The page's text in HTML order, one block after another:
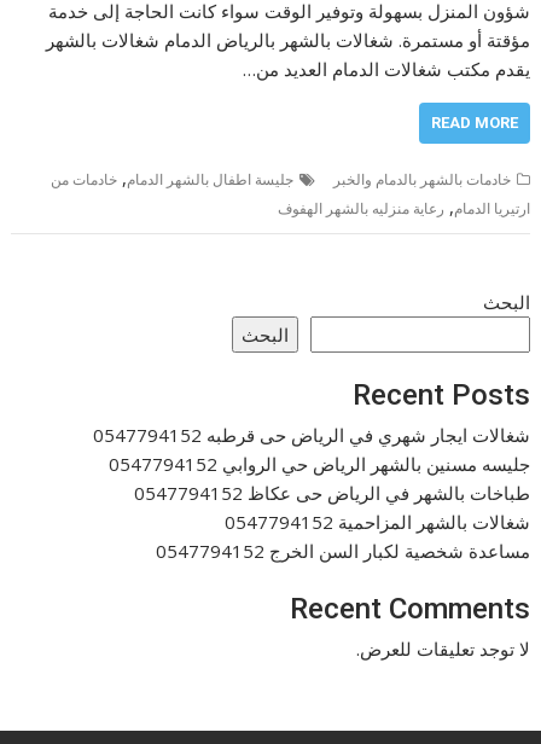
شؤون المنزل بسهولة وتوفير الوقت سواء كانت الحاجة إلى خدمة
مؤقتة أو مستمرة. شغالات بالشهر بالرياض الدمام شغالات بالشهر
يقدم مكتب شغالات الدمام العديد من…
READ MORE
خادمات بالشهر بالدمام والخبر جليسة اطفال بالشهر الدمام,خادمات من
ارتيريا الدمام, رعاية منزليه بالشهر الهفوف
البحث
البحث
Recent Posts
شغالات ايجار شهري في الرياض حى قرطبه 0547794152
جليسه مسنين بالشهر الرياض حي الروابي 0547794152
طباخات بالشهر في الرياض حى عكاظ 0547794152
شغالات بالشهر المزاحمية 0547794152
مساعدة شخصية لكبار السن الخرج 0547794152
Recent Comments
لا توجد تعليقات للعرض.